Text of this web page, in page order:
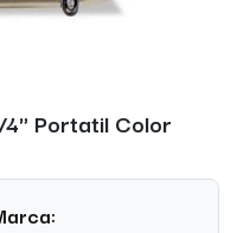
Portatil Color